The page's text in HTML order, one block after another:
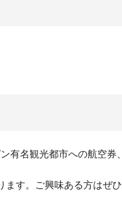
有名観光都市への航空券
す。ご興味ある方はぜひ